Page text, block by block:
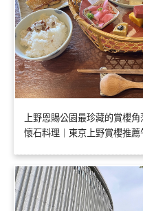
上野恩賜公園最珍藏的賞櫻
懷石料理｜東京上野賞櫻推